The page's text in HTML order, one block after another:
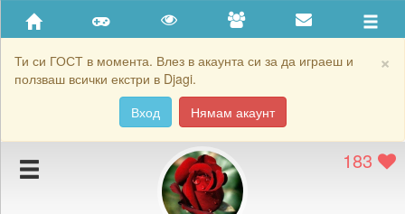
×
Ти си ГОСТ в момента. Влез в акаунта си за да играеш и
ползваш всички екстри в Djagi.
Вход
Нямам акаунт
Приятели
Хронология на игри
Подаръците на slant4itse
Картичките на slant4itse
183